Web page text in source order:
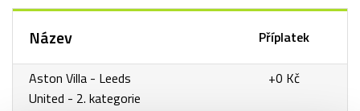
Název Příplatek
Aston Villa - Leeds
United - 2. kategorie
+0 Kč